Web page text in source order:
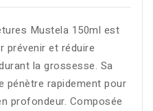
Mustela 150ml est
prévenir et réduire
la grossesse. Sa
pénètre rapidement pour
profondeur. Composée